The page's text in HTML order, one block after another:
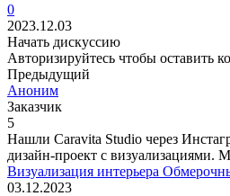
0
2023.12.03
Начать дискуссию
Авторизируйтесь чтобы оставить
Предыдущий
Аноним
Заказчик
5
Нашли Caravita Studio через
дизайн-проект с визуализациями.
Визуализация интерьера
03.12.2023